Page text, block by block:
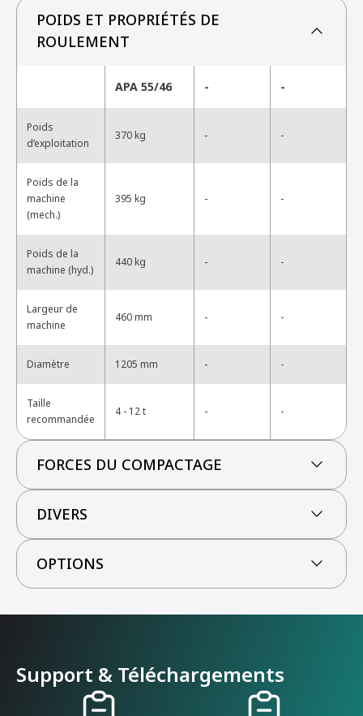
POIDS ET PROPRIÉTÉS DE
ROULEMENT
APA 55/46 - -
Poids
d’exploitation
370 kg - -
Poids de la
machine
(mech.)
395 kg - -
Poids de la
machine (hyd.)
440 kg - -
Largeur de
machine
460 mm - -
Diamètre 1205 mm - -
Taille
recommandée
4 - 12 t - -
FORCES DU COMPACTAGE
DIVERS
OPTIONS
Support & Téléchargements